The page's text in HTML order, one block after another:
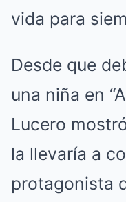
vida para
Desde que
una niña en
Lucero
la llevaría a
protagonista